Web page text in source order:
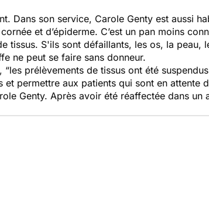
Dans son service, Carole Genty est aussi
et d’épiderme. C’est un pan moins
tissus. S'ils sont défaillants, les os, la peau,
ne peut se faire sans donneur.
“les prélèvements de tissus ont été
permettre aux patients qui sont en attente
Genty. Après avoir été réaffectée dans un